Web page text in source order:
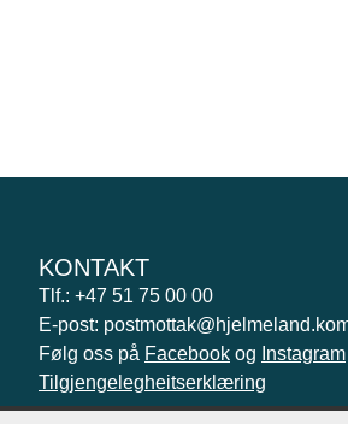
KONTAKT
Tlf.: +47 51 75 00 00
E-post:
Følg oss på Facebook og Instagram
Tilgjengelegheitserklæring